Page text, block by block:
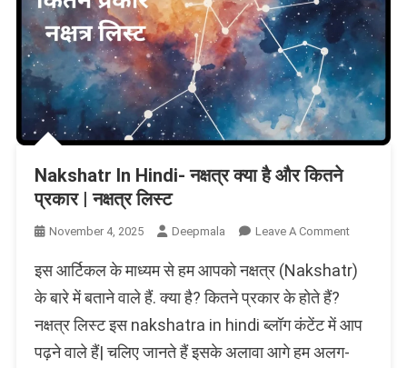
Nakshatr In Hindi- नक्षत्र क्या है और कितने
प्रकार | नक्षत्र लिस्ट
November 4, 2025 Deepmala Leave A CommentOn
In
क्या
इस आर्टिकल के माध्यम से हम आपको नक्षत्र (Nakshatr)
के बारे में बताने वाले हैं. क्या है? कितने प्रकार के होते हैं?
नक्षत्र लिस्ट इस nakshatra in hindi ब्लॉग कंटेंट में आप
पढ़ने वाले हैं| चलिए जानते हैं इसके अलावा आगे हम अलग-